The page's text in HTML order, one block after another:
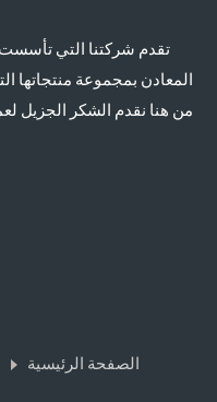
المعادن بمجموعة منتجاتها
من هنا نقدم الشكر الجزيل
الصفحة الرئيسية